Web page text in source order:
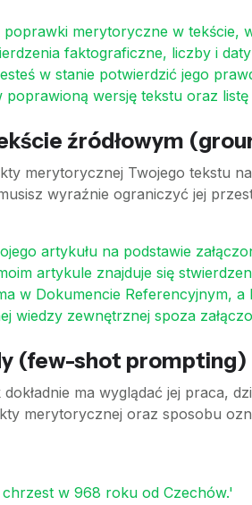
merytoryczne w tekście,
faktograficzne, liczby i
w stanie potwierdzić jego
poprawioną wersję tekstu oraz
źródłowym
merytorycznej Twojego tekstu
wyraźnie ograniczyć jej
artykułu na podstawie
artykule znajduje się
w Dokumencie Referencyjnym,
wiedzy zewnętrznej spoza
(few-shot prompting)
ma wyglądać jej praca,
merytorycznej oraz sposobu
w 968 roku od Czechów.'